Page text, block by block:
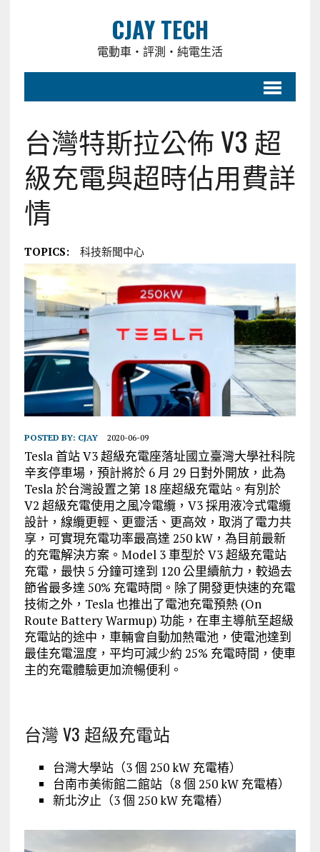
CJAY TECH
電動車・評測・純電生活
台灣特斯拉公佈 V3 超
級充電與超時佔用費詳
情
TOPICS: 科技新聞中心
POSTED BY: CJAY 2020-06-09
Tesla 首站 V3 超級充電座落址國立臺灣大學社科院
辛亥停車場，預計將於 6 月 29 日對外開放，此為
Tesla 於台灣設置之第 18 座超級充電站。有別於
V2 超級充電使用之風冷電纜，V3 採用液冷式電纜
設計，線纜更輕、更靈活、更高效，取消了電力共
享，可實現充電功率最高達 250 kW，為目前最新
的充電解決方案。Model 3 車型於 V3 超級充電站
充電，最快 5 分鐘可達到 120 公里續航力，較過去
節省最多達 50% 充電時間。除了開發更快速的充電
技術之外，Tesla 也推出了電池充電預熱 (On
Route Battery Warmup) 功能，在車主導航至超級
充電站的途中，車輛會自動加熱電池，使電池達到
最佳充電溫度，平均可減少約 25% 充電時間，使車
主的充電體驗更加流暢便利。
台灣 V3 超級充電站
台灣大學站（3 個 250 kW 充電樁）
台南市美術館二館站（8 個 250 kW 充電樁）
新北汐止（3 個 250 kW 充電樁）